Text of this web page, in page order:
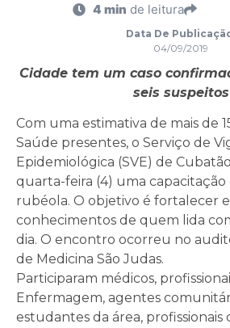
4 min de leitura
Data De
04/09/2019
Cidade tem um caso
seis suspeitos
Com uma estimativa de mais de
Saúde presentes, o Serviço de
Epidemiológica (SVE) de
quarta-feira (4) uma capacitação
rubéola. O objetivo é fortalecer
conhecimentos de quem lida
dia. O encontro ocorreu no
de Medicina São Judas.
Participaram médicos,
Enfermagem, agentes
estudantes da área, profissionais